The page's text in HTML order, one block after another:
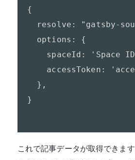
{
resolve: "gatsby-
  options: {
spaceId: 'Space ID
accessToken:
  },
}
これで記事データが取得できます